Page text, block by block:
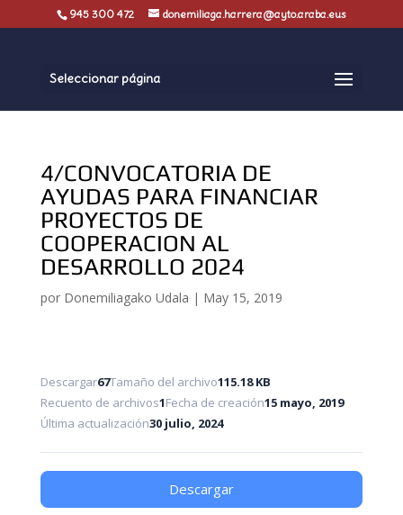
945 300 472 donemiliaga.harrera@ayto.araba.eus
Seleccionar página
4/CONVOCATORIA DE
AYUDAS PARA FINANCIAR
PROYECTOS DE
COOPERACION AL
DESARROLLO 2024
por Donemiliagako Udala | May 15, 2019
Descargar67Tamaño del archivo115.18 KB
Recuento de archivos1Fecha de creación15 mayo, 2019
Última actualización30 julio, 2024
Descargar